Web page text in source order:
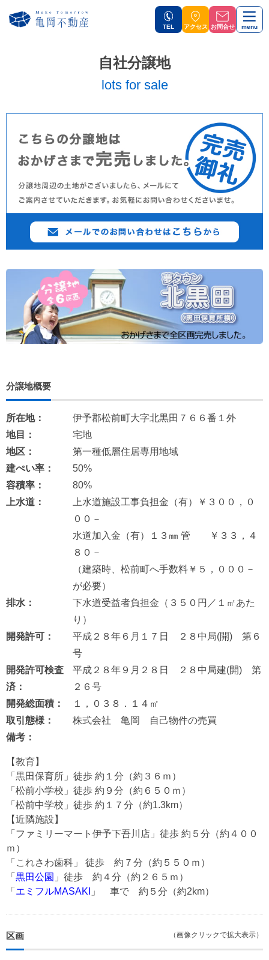
TEL アクセス お問合せ menu
自社分譲地
lots for sale
分譲地概要
所在地：
伊予郡松前町大字北黒田７６６番１外
地目：
宅地
地区：
第一種低層住居専用地域
建ぺい率：
50%
容積率：
80%
上水道：
上水道施設工事負担金（有）￥３００，０
００－
水道加入金（有）１３㎜ 管 ￥３３，４
８０－
（建築時、松前町へ手数料￥５，０００－
が必要）
排水：
下水道受益者負担金（３５０円／１㎡あた
り）
開発許可：
平成２８年６月１７日 ２８中局(開) 第６
号
開発許可検査
済：
平成２８年９月２８日 ２８中局建(開) 第
２６号
開発総面積：
１，０３８．１４㎡
取引態様：
株式会社 亀岡 自己物件の売買
備考：
【教育】
「黒田保育所」徒歩 約１分（約３６ｍ）
「松前小学校」徒歩 約９分（約６５０ｍ）
「松前中学校」徒歩 約１７分（約1.3km）
【近隣施設】
「ファミリーマート伊予下吾川店」徒歩 約５分（約４００
ｍ）
「これさわ歯科」 徒歩 約７分（約５５０ｍ）
「 黒田公園 」徒歩 約４分（約２６５ｍ）
「 エミフルMASAKI 」 車で 約５分（約2km）
区画 （画像クリックで拡大表示）